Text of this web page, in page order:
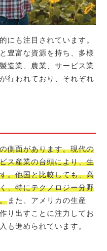
にも注目されています。
豊富な資源を持ち、多様
造業、農業、サービス業
行われており、それぞれ
側面があります。現代の
ス産業の台頭により、生
。他国と比較しても、高
、特にテクノロジー分野
また、アメリカの生産
り出すことに注力してお
も進められています。